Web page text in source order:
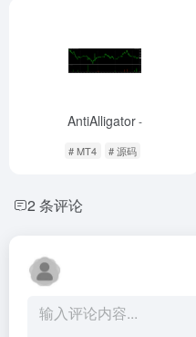
AntiAlligator-
# MT4 # 源码
2 条评论